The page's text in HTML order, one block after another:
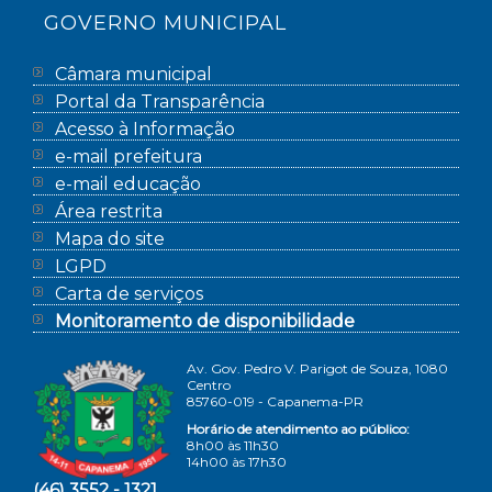
GOVERNO MUNICIPAL
Câmara municipal
Portal da Transparência
Acesso à Informação
e-mail prefeitura
e-mail educação
Área restrita
Mapa do site
LGPD
Carta de serviços
Monitoramento de disponibilidade
Av. Gov. Pedro V. Parigot de Souza, 1080
Centro
85760-019 - Capanema-PR
Horário de atendimento ao público:
8h00 às 11h30
14h00 às 17h30